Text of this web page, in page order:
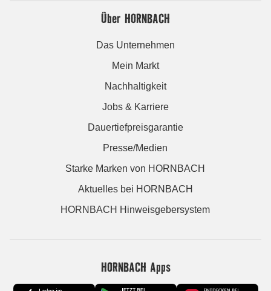
Über HORNBACH
Das Unternehmen
Mein Markt
Nachhaltigkeit
Jobs & Karriere
Dauertiefpreisgarantie
Presse/Medien
Starke Marken von HORNBACH
Aktuelles bei HORNBACH
HORNBACH Hinweisgebersystem
HORNBACH Apps